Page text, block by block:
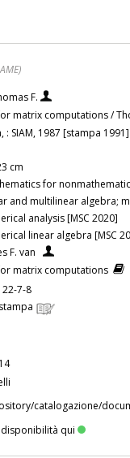
F.
matrix computations /
: SIAM, 1987 [stampa 1991]
cm
for
and multilinear algebra;
analysis [MSC 2020]
linear algebra [MSC
F. van
matrix computations
7-8
catalogazione/
qui